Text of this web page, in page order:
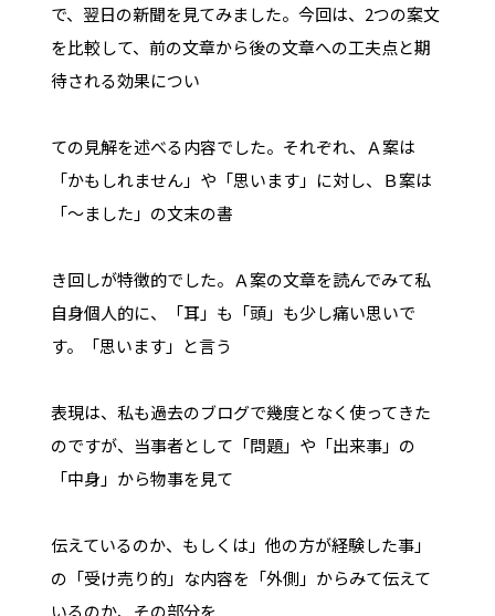
で、翌日の新聞を見てみました。今回は、2つの案文
を比較して、前の文章から後の文章への工夫点と期
待される効果につい
ての見解を述べる内容でした。それぞれ、Ａ案は
「かもしれません」や「思います」に対し、Ｂ案は
「～ました」の文末の書
き回しが特徴的でした。Ａ案の文章を読んでみて私
自身個人的に、「耳」も「頭」も少し痛い思いで
す。「思います」と言う
表現は、私も過去のブログで幾度となく使ってきた
のですが、当事者として「問題」や「出来事」の
「中身」から物事を見て
伝えているのか、もしくは」他の方が経験した事」
の「受け売り的」な内容を「外側」からみて伝えて
いるのか、その部分を